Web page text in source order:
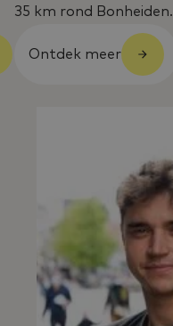
35 km rond Bonheiden.
Ontdek meer